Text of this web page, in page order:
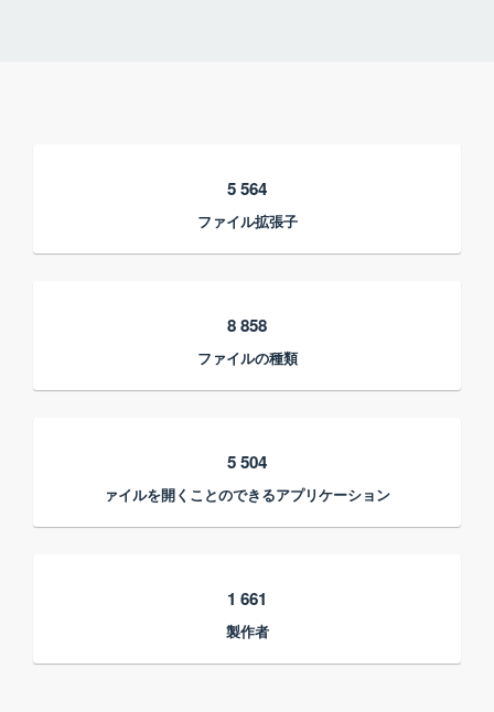
5 564
ファイル拡張子
8 858
ファイルの種類
5 504
ァイルを開くことのできるアプリケーション
1 661
製作者